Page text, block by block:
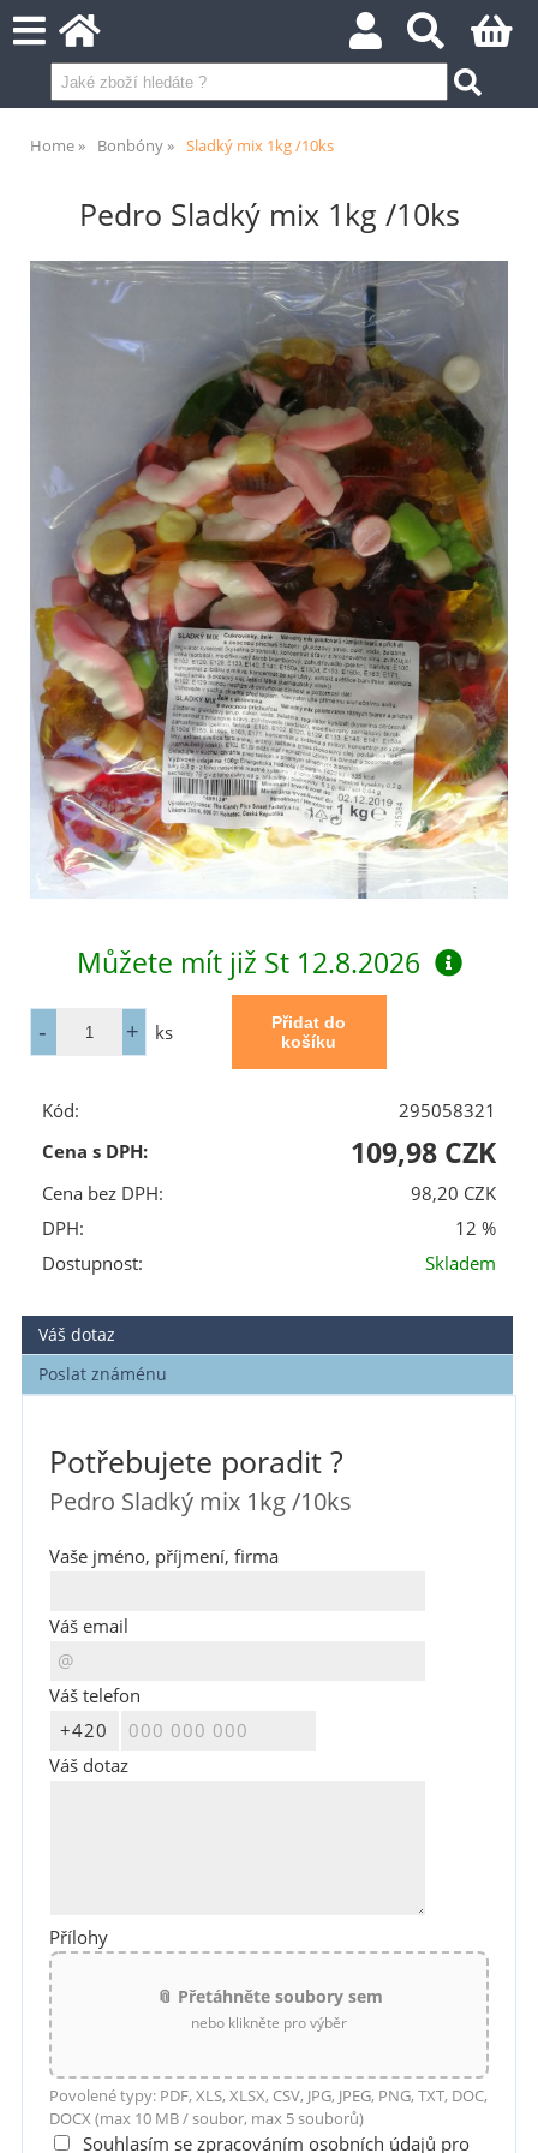
Home Bonbóny Sladký mix 1kg /10ks
Pedro Sladký mix 1kg /10ks
Můžete mít již St 12.8.2026
ks
Kód:
295058321
Cena s DPH:
109,98 CZK
Cena bez DPH:
98,20 CZK
DPH:
12 %
Dostupnost:
Skladem
Váš dotaz
Poslat známénu
Potřebujete poradit ?
Pedro Sladký mix 1kg /10ks
Vaše jméno, příjmení, firma
Váš email
Váš telefon
Váš dotaz
Přílohy
📎 Přetáhněte soubory sem
nebo klikněte pro výběr
Povolené typy: PDF, XLS, XLSX, CSV, JPG, JPEG, PNG, TXT, DOC,
DOCX (max 10 MB / soubor, max 5 souborů)
Souhlasím se zpracováním osobních údajů pro